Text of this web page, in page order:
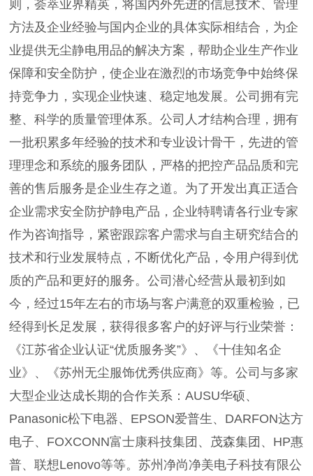
则，荟萃业界精英，将国内外先进的信息技术、管理
方法及企业经验与国内企业的具体实际相结合，为企
业提供无尘静电用品的解决方案，帮助企业生产作业
保障和安全防护，使企业在激烈的市场竞争中始终保
持竞争力，实现企业快速、稳定地发展。公司拥有完
整、科学的质量管理体系。公司人才结构合理，拥有
一批积累多年经验的技术和专业设计骨干，先进的管
理理念和系统的服务团队，严格的把控产品品质和完
善的售后服务是企业生存之道。为了开发出真正适合
企业需求安全防护静电产品，企业特聘请各行业专家
作为咨询指导，紧密跟踪客户需求与自主研究结合的
技术和行业发展特点，不断优化产品，令用户得到优
质的产品和更好的服务。公司潜心经营从最初到如
今，经过15年左右的市场与客户满意的双重检验，已
经得到长足发展，获得很多客户的好评与行业荣誉：
《江苏省企业认证“优质服务奖”》、《十佳知名企
业》、《苏州无尘服饰优秀供应商》等。公司与多家
大型企业达成长期的合作关系：AUSU华硕、
Panasonic松下电器、EPSON爱普生、DARFON达方
电子、FOXCONN富士康科技集团、茂森集团、HP惠
普、联想Lenovo等等。苏州净尚净美电子科技有限公